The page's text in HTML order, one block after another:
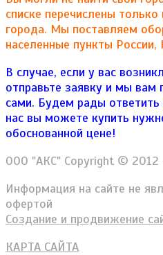
списке перечислены
города. Мы поставляем
населенные пункты России,
В случае, если у вас
отправьте заявку и мы вам
сами. Будем рады
нас вы можете купить
обоснованной цене!
ООО "АКС" Copyright ©
Информация на сайте не
офертой
Создание и продвижение
КАРТА САЙТА